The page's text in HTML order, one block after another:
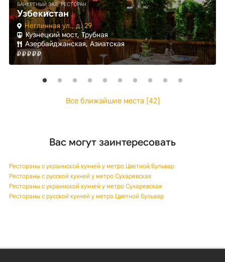
БАНКЕТНЫЙ ЗАЛ, РЕСТОРАН
Узбекистан
Неглинная ул., д. 29
Кузнецкий мост, Трубная
Азербайджанская, Азиатская
Все ближайшие места [42]
Вас могут заинтересовать
Рестораны с украинской кухней у метро Цветной бульвар
Рестораны с русской кухней у метро Сухаревская
Рестораны с украинской кухней у метро Сухаревская
Рестораны с русской кухней у метро Цветной бульвар